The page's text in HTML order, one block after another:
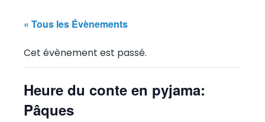
« Tous les Évènements
Cet évènement est passé.
Heure du conte en pyjama:
Pâques